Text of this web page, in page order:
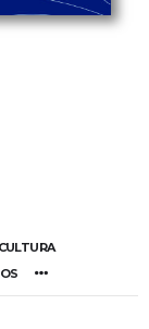
CULTURA